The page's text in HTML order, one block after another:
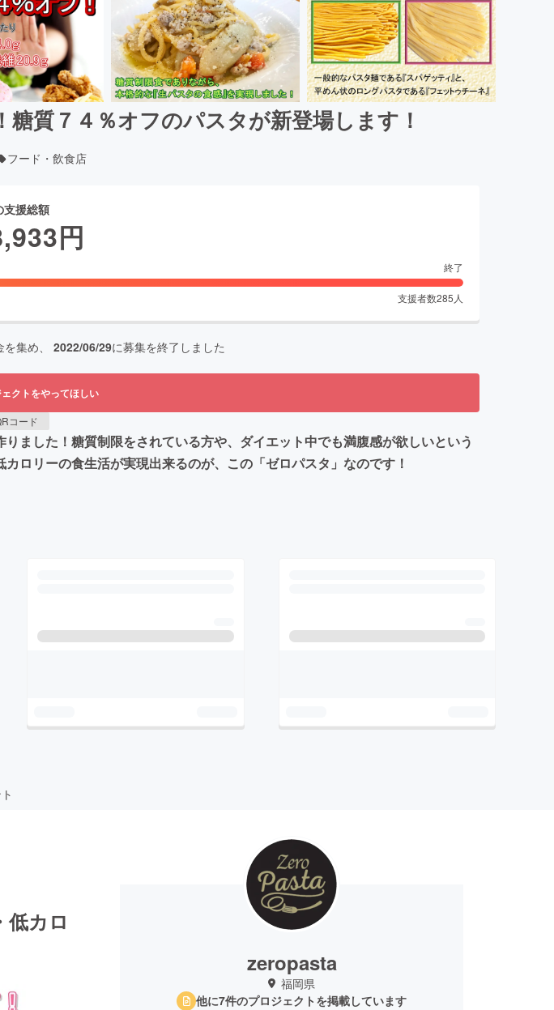
質７４％オフのパスタが新登場します！
フード・飲食店
支援総額
円
終了
支援者数285 人
集め、 2022/06/29に募集を終了しました
クトをやってほしい
コード
ました！糖質制限をされている方や、ダイエット中でも満腹感が欲しいという
ロリーの食生活が実現出来るのが、この「ゼロパスタ」なのです！
低カロ
zeropasta
福岡県
他に7件のプロジェクトを掲載しています